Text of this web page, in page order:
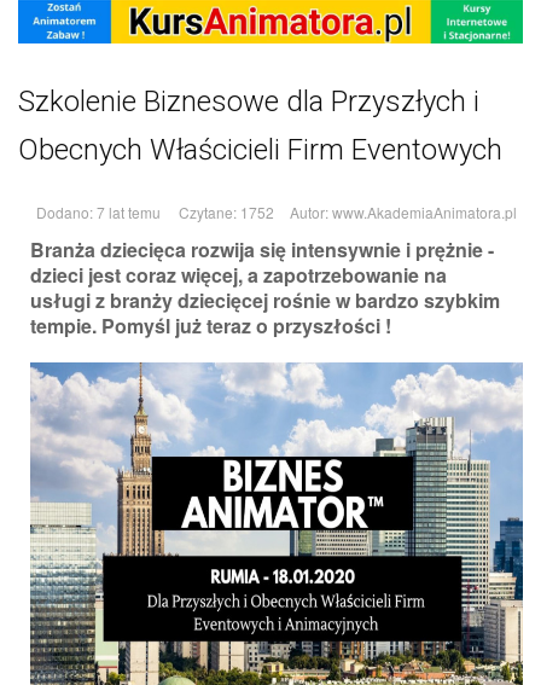
Szkolenie Biznesowe dla Przyszłych i
Obecnych Właścicieli Firm Eventowych
Dodano: 7 lat temu Czytane: 1752 Autor:www.AkademiaAnimatora.pl
Branża dziecięca rozwija się intensywnie i prężnie -
dzieci jest coraz więcej, a zapotrzebowanie na
usługi z branży dziecięcej rośnie w bardzo szybkim
tempie. Pomyśl już teraz o przyszłości !